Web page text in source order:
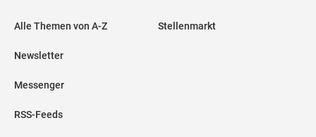
Alle Themen von A-Z
Newsletter
Messenger
RSS-Feeds
Stellenmarkt